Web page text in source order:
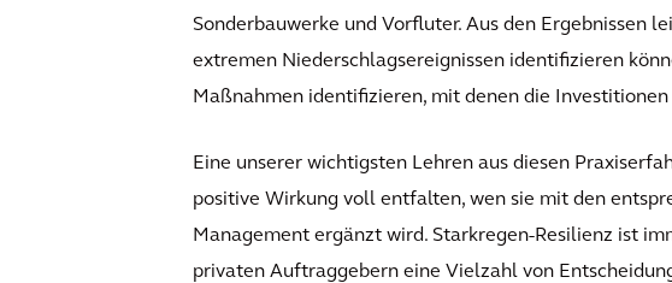
Sonderbauwerke und Vorfluter. Aus den Ergebnissen
extremen Niederschlagsereignissen identifizieren
Maßnahmen identifizieren, mit denen die
Eine unserer wichtigsten Lehren aus diesen
positive Wirkung voll entfalten, wen sie mit den
Management ergänzt wird. Starkregen-Resilienz ist
privaten Auftraggebern eine Vielzahl von